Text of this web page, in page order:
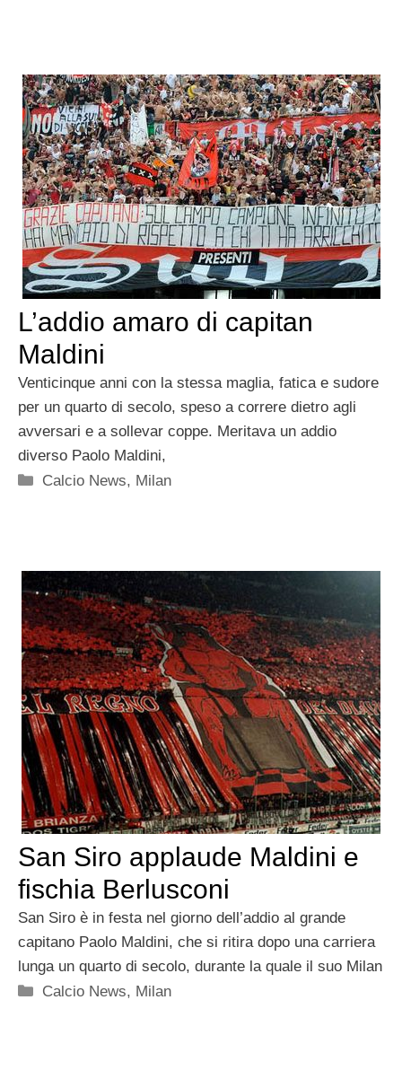
L’addio amaro di capitan
Maldini
Venticinque anni con la stessa maglia, fatica e sudore
per un quarto di secolo, speso a correre dietro agli
avversari e a sollevar coppe. Meritava un addio
diverso Paolo Maldini,
Categorie
Calcio News, Milan
San Siro applaude Maldini e
fischia Berlusconi
San Siro è in festa nel giorno dell’addio al grande
capitano Paolo Maldini, che si ritira dopo una carriera
lunga un quarto di secolo, durante la quale il suo Milan
Categorie
Calcio News, Milan